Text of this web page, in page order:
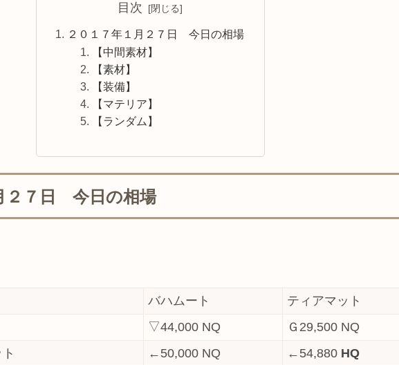
目次
２０１７年１月２７日 今日の相場
【中間素材】
【素材】
【装備】
【マテリア】
【ランダム】
２７日 今日の相場
バハムート
ティアマット
▽44,000 NQ
Ｇ29,500 NQ
←50,000 NQ ←54,880 HQ